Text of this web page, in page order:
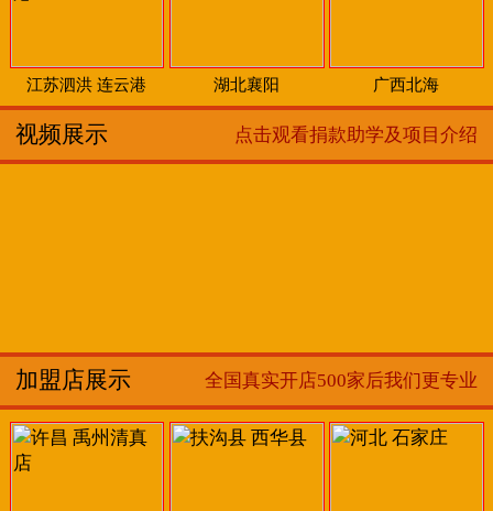
江苏泗洪 连云港 湖北襄阳 广西北海
视频展示 点击观看捐款助学及项目介绍
加盟店展示 全国真实开店500家后我们更专业